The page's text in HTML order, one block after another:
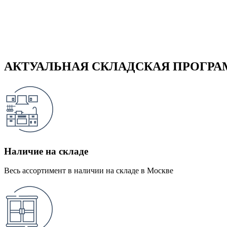
АКТУАЛЬНАЯ СКЛАДСКАЯ
Наличие на складе
Весь ассортимент в наличии на складе в Москве